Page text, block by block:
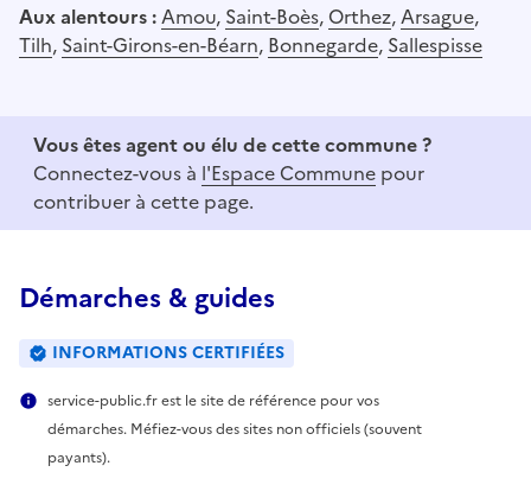
Aux alentours :Amou, Saint-Boès, Orthez,Arsague,
Tilh, Saint-Girons-en-Béarn, Bonnegarde, Sallespisse
Vous êtes agent ou élu de cette commune ?
Connectez-vous à l'Espace Commune pour
contribuer à cette page.
Démarches & guides
INFORMATIONS CERTIFIÉES
service-public.fr est le site de référence pour vos
démarches. Méfiez-vous des sites non officiels (souvent
payants).